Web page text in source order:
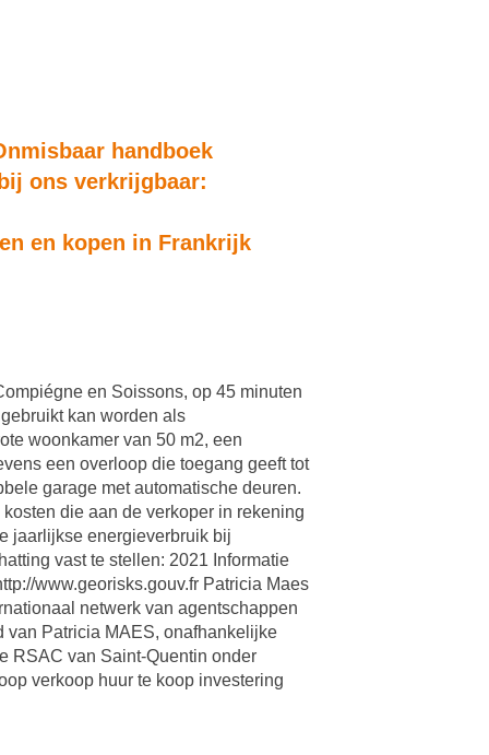
handboek
ons verkrijgbaar:
en kopen in Frankrijk
en Soissons, op 45 minuten
kan worden als
woonkamer van 50 m2, een
een overloop die toegang geeft tot
garage met automatische deuren.
die aan de verkoper in rekening
jaarlijkse energieverbruik bij
vast te stellen: 2021 Informatie
www.georisks.gouv.fr Patricia Maes
netwerk van agentschappen
Patricia MAES, onafhankelijke
RSAC van Saint-Quentin onder
verkoop huur te koop investering